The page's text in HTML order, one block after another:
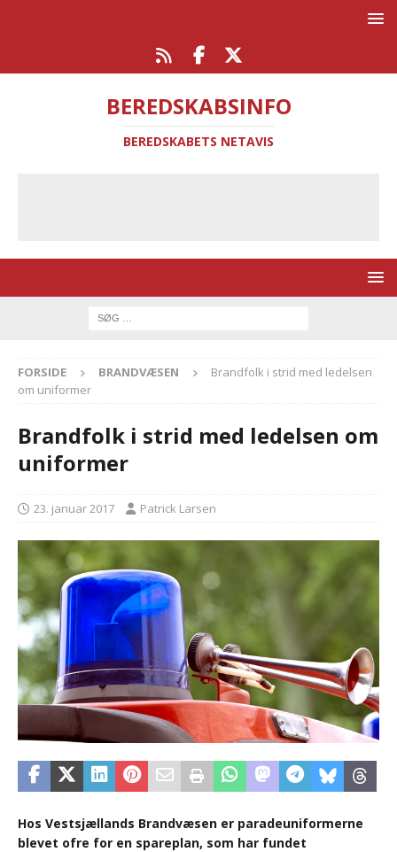
BEREDSKABSINFO
BEREDSKABETS NETAVIS
FORSIDE BRANDVÆSEN
Brandfolk i strid med ledelsen
om uniformer
Brandfolk i strid med ledelsen om
uniformer
23. januar 2017 Patrick Larsen
Hos Vestsjællands Brandvæsen er paradeuniformerne
blevet ofre for en spareplan, som har fundet